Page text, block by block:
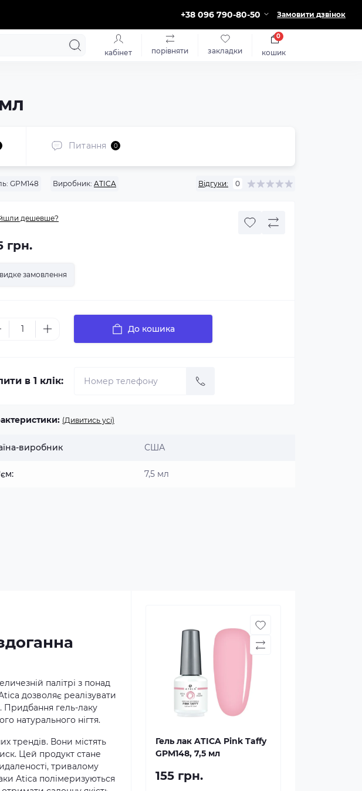
+38 096 790-80-50 Замовити дзвінок
кабінет порівняти закладки кошик
0
Питання 0
GPM148 Виробник: ATICA Відгуки: 0
дешевше?
грн.
замовлення
До кошика
в 1 клік:
(Дивитись усі)
виробник США
7,5 мл
палітрі з понад
дозволяє реалізувати
Придбання гель-лаку
натурального нігтя.
трендів. Вони містять
Цей продукт стане
тривалому
Atica полімеризуються
Гель лак ATICA Pink Taffy
GPM148, 7,5 мл
155 грн.